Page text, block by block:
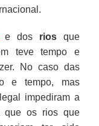
dos riosque
teve tempo e
No caso das
e tempo, mas
impediram a
que os rios que